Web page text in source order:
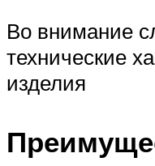
Во внимание
технические
изделия